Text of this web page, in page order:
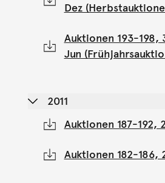
Dez
Auktionen 193-198,
Jun
2011
Auktionen 187-192,
Auktionen 182-186,